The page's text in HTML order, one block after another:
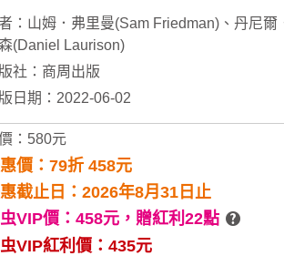
： 山姆．弗里曼(Sam Friedman) 、 丹尼爾
(Daniel Laurison)
社： 商周出版
日期：2022-06-02
：580元
價：79折 458元
截止日：2026年8月31日止
VIP價：458元， 贈紅利22點
VIP紅利價：435元